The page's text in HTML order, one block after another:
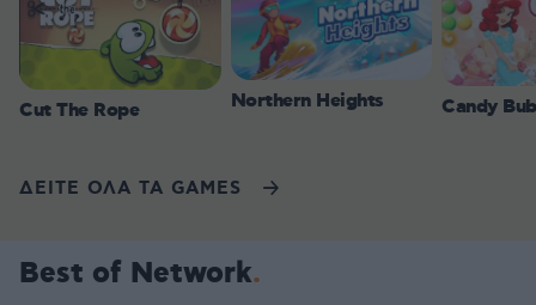
Cut The Rope Northern Heights Candy
ΔΕΙΤΕ ΟΛΑ ΤΑ GAMES
Best of Network